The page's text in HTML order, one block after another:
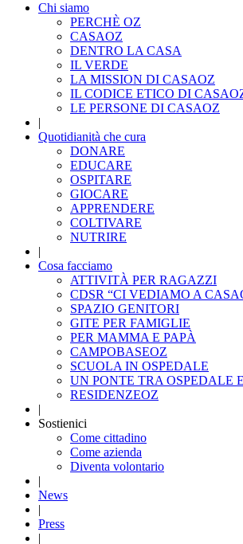
Chi siamo
PERCHÈ OZ
CASAOZ
DENTRO LA CASA
IL VERDE
LA MISSION DI CASAOZ
IL CODICE ETICO DI
LE PERSONE DI CASAOZ
|
Quotidianità che cura
DONARE
EDUCARE
OSPITARE
GIOCARE
APPRENDERE
COLTIVARE
NUTRIRE
|
Cosa facciamo
ATTIVITÀ PER RAGAZZI
CDSR “CI VEDIAMO A
SPAZIO GENITORI
GITE PER FAMIGLIE
PER MAMMA E PAPÀ
CAMPOBASEOZ
SCUOLA IN OSPEDALE
UN PONTE TRA OSPEDALE
RESIDENZEOZ
|
Sostienici
Come cittadino
Come azienda
Diventa volontario
|
News
|
Press
|